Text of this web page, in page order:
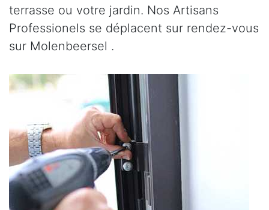
terrasse ou votre jardin. Nos Artisans
Professionels se déplacent sur rendez-vous
sur Molenbeersel .